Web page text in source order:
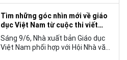
tế, mà còn góp phần đưa những
câu chuyện mang đậm bản sắc
văn hóa Việt Nam bước ra thế giới.
Tìm những góc nhìn mới về giáo
dục Việt Nam từ cuộc thi viết
“Trang sách và Mái trường”
Sáng 9/6, Nhà xuất bản Giáo dục
Việt Nam phối hợp với Hội Nhà văn